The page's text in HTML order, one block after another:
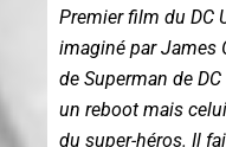
Premier film du DC
imaginé par James
de Superman de
un reboot mais
du super-héros. Il